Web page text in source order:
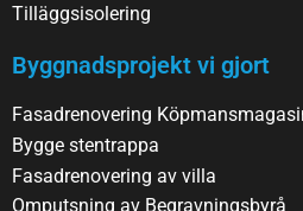
Tilläggsisolering
Byggnadsprojekt vi gjort
Fasadrenovering
Bygge stentrappa
Fasadrenovering av villa
Omputsning av Begravningsbyrå